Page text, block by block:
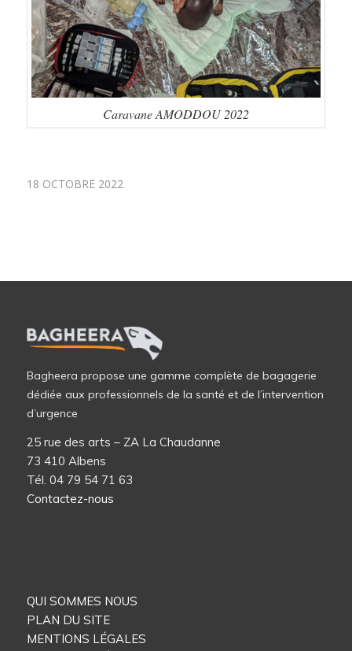
Caravane AMODDOU 2022
18 OCTOBRE 2022
Bagheera propose une gamme complète de bagagerie
dédiée aux professionnels de la santé et de l’intervention
d’urgence
25 rue des arts – ZA La Chaudanne
73 410 Albens
Tél. 04 79 54 71 63
Contactez-nous
QUI SOMMES NOUS
PLAN DU SITE
MENTIONS LÉGALES